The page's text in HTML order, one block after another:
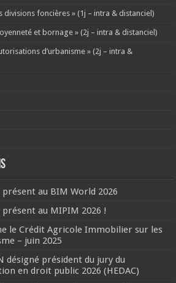
divisions foncières » (1j – intra & distanciel)
et bornage » (2j – intra & distanciel)
d’urbanisme » (2j – intra &
au BIM World 2026
au MIPIM 2026 !
le Crédit Agricole Immobilier sur les
– juin 2025
désigné président du jury du
en droit public 2026 (HEDAC)